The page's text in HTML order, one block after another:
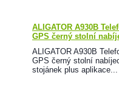
ALIGATOR A930B
GPS černý stolní
ALIGATOR A930B
GPS černý stolní
stojánek plus aplikace...